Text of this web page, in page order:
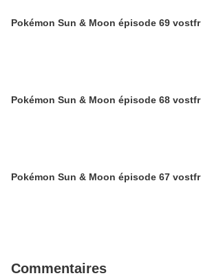
Pokémon Sun & Moon épisode 69 vostfr
Pokémon Sun & Moon épisode 68 vostfr
Pokémon Sun & Moon épisode 67 vostfr
Commentaires